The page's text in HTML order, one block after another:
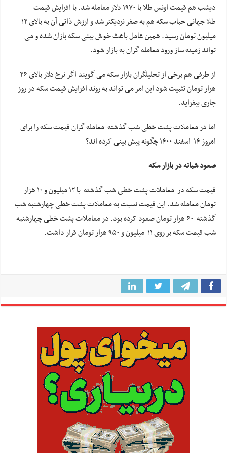
دیشب هم قیمت اونس طلا با ۱۹۷۰ دلار معامله شد. با افزایش قیمت
طلا جهانی حباب سکه هم به صفر نزدیکتر شد و ارزش ذاتی آن به بالای ۱۲
میلیون تومان رسید. همین عامل باعث خوش بینی سکه بازان شده و می
تواند زمینه ساز ورود معامله گران به بازار شود.
از طرفی هم برخی از تحلیلگران بازار سکه می گویند اگر نرخ دلار بالای ۲۶
هزار تومان تثبیت شود این امر می تواند به روند افزایش قیمت سکه در روز
جاری بیفزاید.
اما در معاملات پشت خطی شب گذشته معامله گران قیمت سکه را برای
امروز ۱۴ اسفند ۱۴۰۰ چگونه پیش بینی کرده اند؟
صعود شبانه در بازار سکه
قیمت سکه در معاملات پشت خطی شب گذشته با ۱۲ میلیون و ۱۰ هزار
تومان معامله شد. این قیمت نسبت به معاملات پشت خطی چهارشنبه شب
گذشته ۶۰ هزار تومان صعود کرده بود. در معاملات پشت خطی چهارشنبه
شب قیمت سکه بر روی ۱۱ میلیون و ۹۵۰ هزار تومان قرار داشت.